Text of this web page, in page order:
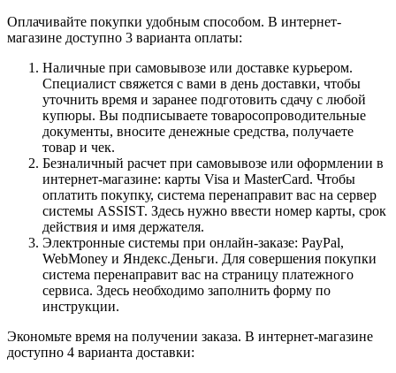
Оплачивайте покупки удобным способом. В интернет-
магазине доступно 3 варианта оплаты:
Наличные при самовывозе или доставке курьером.
Специалист свяжется с вами в день доставки, чтобы
уточнить время и заранее подготовить сдачу с любой
купюры. Вы подписываете товаросопроводительные
документы, вносите денежные средства, получаете
товар и чек.
Безналичный расчет при самовывозе или оформлении в
интернет-магазине: карты Visa и MasterCard. Чтобы
оплатить покупку, система перенаправит вас на сервер
системы ASSIST. Здесь нужно ввести номер карты, срок
действия и имя держателя.
Электронные системы при онлайн-заказе: PayPal,
WebMoney и Яндекс.Деньги. Для совершения покупки
система перенаправит вас на страницу платежного
сервиса. Здесь необходимо заполнить форму по
инструкции.
Экономьте время на получении заказа. В интернет-магазине
доступно 4 варианта доставки: